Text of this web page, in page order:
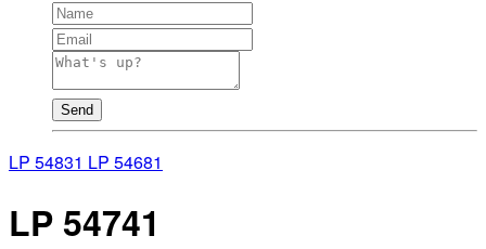
Send
LP 54831 LP 54681
LP 54741